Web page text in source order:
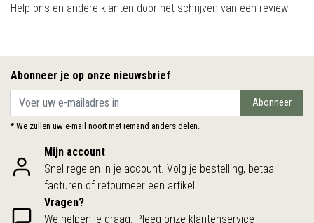
Help ons en andere klanten door het schrijven van een review
Abonneer je op onze nieuwsbrief
Abonneer
* We zullen uw e-mail nooit met iemand anders delen.
Mijn account
Snel regelen in je account. Volg je bestelling, betaal
facturen of retourneer een artikel.
Vragen?
We helpen je graag. Pleeg onze klantenservice